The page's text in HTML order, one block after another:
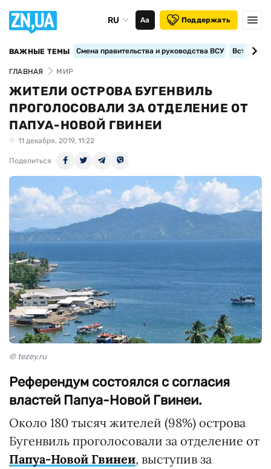
RU Аа Поддержать
ВАЖНЫЕ ТЕМЫ Смена правительства и руководства ВСУ
ГЛАВНАЯ МИР
ЖИТЕЛИ ОСТРОВА БУГЕНВИЛЬ
ПРОГОЛОСОВАЛИ ЗА ОТДЕЛЕНИЕ ОТ
ПАПУА-НОВОЙ ГВИНЕИ
11 декабря, 2019, 11:22
Поделиться
© tezey.ru
Референдум состоялся с согласия
властей Папуа-Новой Гвинеи.
Около 180 тысяч жителей (98%) острова
Бугенвиль проголосовали за отделение от
Папуа-Новой Гвинеи, выступив за